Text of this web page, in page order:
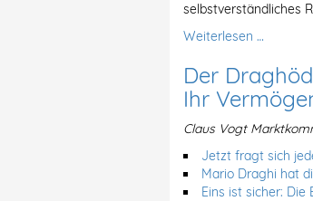
selbstverständliches
Weiterlesen …
Der
Ihr
Claus Vogt
Jetzt fragt sich
Mario Draghi hat
Eins ist sicher: Die